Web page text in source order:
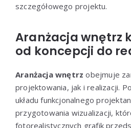
szczegółowego projektu.
Aranżacja wnętrz
od koncepcji do
Aranżacja wnętrz obejmuje
projektowania, jak i realizacji.
układu funkcjonalnego
przygotowania wizualizacji,
fotorealistycznych grafik